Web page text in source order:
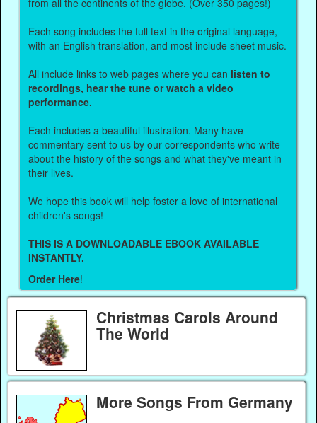
Each song includes the full text in the original language,
with an English translation, and most include sheet music.
All include links to web pages where you can listen to
recordings, hear the tune or watch a video
performance.
Each includes a beautiful illustration. Many have
commentary sent to us by our correspondents who write
about the history of the songs and what they've meant in
their lives.
We hope this book will help foster a love of international
children's songs!
THIS IS A DOWNLOADABLE EBOOK AVAILABLE
INSTANTLY.
Order Here!
Christmas Carols Around
The World
More Songs From Germany